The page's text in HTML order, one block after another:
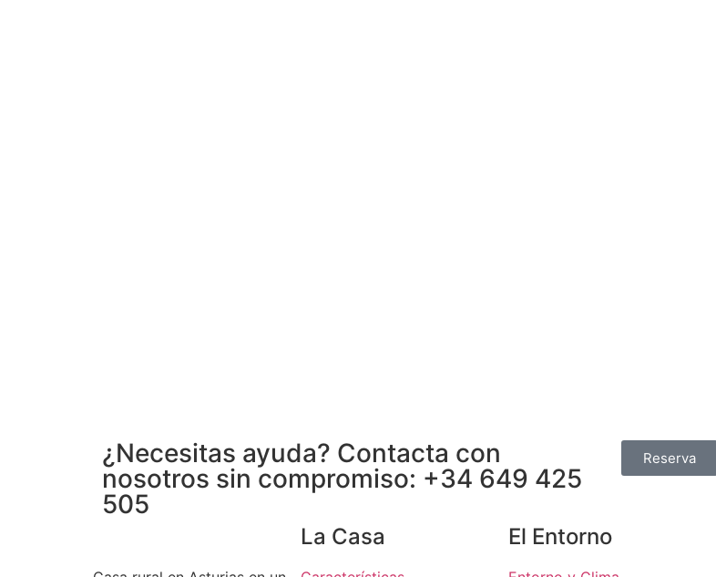
¿Necesitas ayuda? Contacta con
nosotros sin compromiso: +34 649 425
505
Reserva
La Casa El Entorno